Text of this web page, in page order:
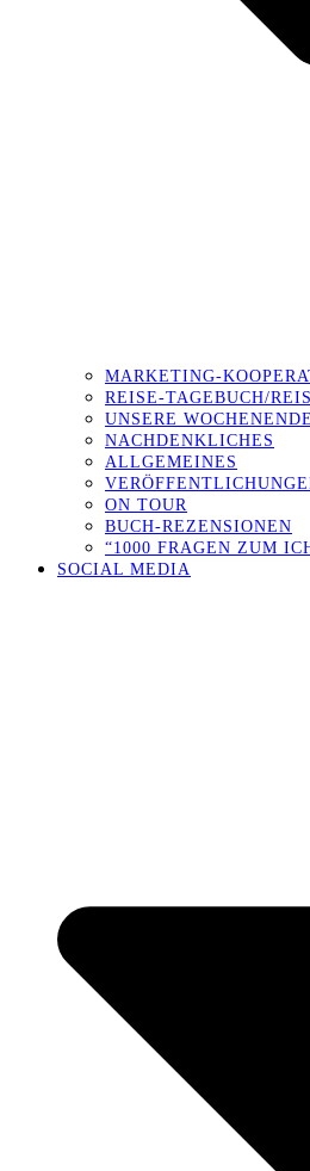
MARKETING-
REISE-TAGEBUCH/
UNSERE
NACHDENKLICHES
ALLGEMEINES
ON TOUR
BUCH-REZENSIONEN
“1000 FRAGEN ZUM
SOCIAL MEDIA